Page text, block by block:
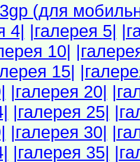
(для
4| |галерея 5|
10|
15|
|галерея 20|
|галерея 25|
|галерея 30|
|галерея 35|